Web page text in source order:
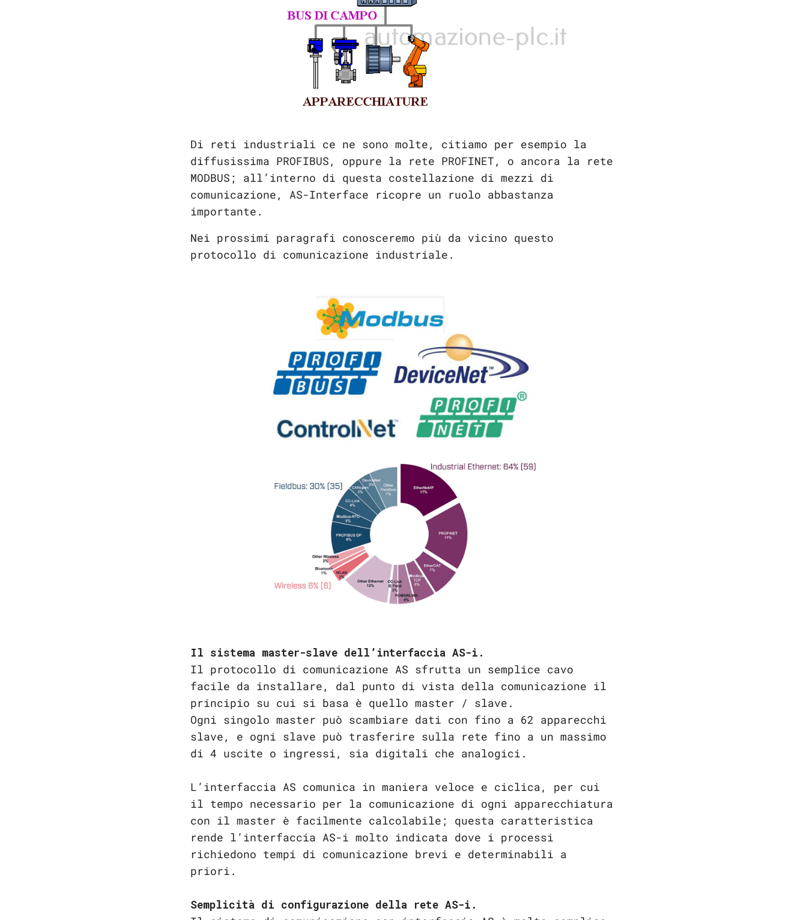
Di reti industriali ce ne sono molte, citiamo per esempio la
diffusissima PROFIBUS, oppure la rete PROFINET, o ancora la rete
MODBUS; all’interno di questa costellazione di mezzi di
comunicazione, AS-Interface ricopre un ruolo abbastanza
importante.
Nei prossimi paragrafi conosceremo più da vicino questo
protocollo di comunicazione industriale.
Il sistema master-slave dell’interfaccia AS-i.
Il protocollo di comunicazione AS sfrutta un semplice cavo
facile da installare, dal punto di vista della comunicazione il
principio su cui si basa è quello master / slave.
Ogni singolo master può scambiare dati con fino a 62 apparecchi
slave, e ogni slave può trasferire sulla rete fino a un massimo
di 4 uscite o ingressi, sia digitali che analogici.
L’interfaccia AS comunica in maniera veloce e ciclica, per cui
il tempo necessario per la comunicazione di ogni apparecchiatura
con il master è facilmente calcolabile; questa caratteristica
rende l’interfaccia AS-i molto indicata dove i processi
richiedono tempi di comunicazione brevi e determinabili a
priori.
Semplicità di configurazione della rete AS-i.